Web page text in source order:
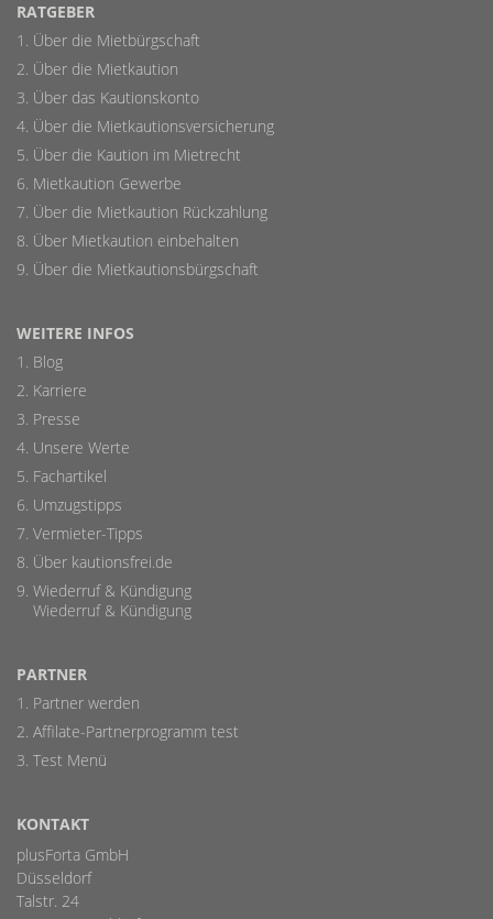
RATGEBER
Über die Mietbürgschaft
Über die Mietkaution
Über das Kautionskonto
Über die Mietkautionsversicherung
Über die Kaution im Mietrecht
Mietkaution Gewerbe
Über die Mietkaution Rückzahlung
Über Mietkaution einbehalten
Über die Mietkautionsbürgschaft
WEITERE INFOS
Blog
Karriere
Presse
Unsere Werte
Fachartikel
Umzugstipps
Vermieter-Tipps
Über kautionsfrei.de
Wiederruf & Kündigung
Wiederruf & Kündigung
PARTNER
Partner werden
Affilate-Partnerprogramm test
Test Menü
KONTAKT
plusForta GmbH
Düsseldorf
Talstr. 24